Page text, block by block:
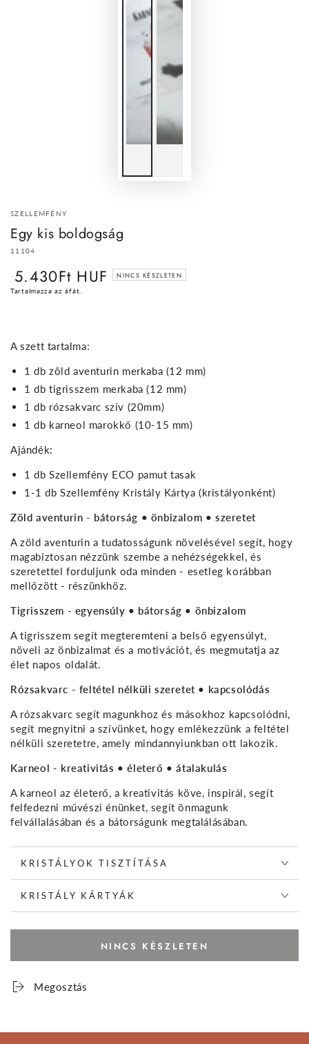
SZELLEMFÉNY
Egy kis boldogság
11104
Normál
ár
5.430Ft HUF NINCS KÉSZLETEN
Tartalmazza az áfát.
A szett tartalma:
1 db zöld aventurin merkaba (12 mm)
1 db tigrisszem merkaba (12 mm)
1 db rózsakvarc szív (20mm)
1 db karneol marokkő (10-15 mm)
Ajándék:
1 db Szellemfény ECO pamut tasak
1-1 db Szellemfény Kristály Kártya (kristályonként)
Zöld aventurin - bátorság • önbizalom • szeretet
A zöld aventurin a tudatosságunk növelésével segít, hogy
magabiztosan nézzünk szembe a nehézségekkel, és
szeretettel forduljunk oda minden - esetleg korábban
mellőzött - részünkhöz.
Tigrisszem - egyensúly • bátorság • önbizalom
A tigrisszem segít megteremteni a belső egyensúlyt,
növeli az önbizalmat és a motivációt, és megmutatja az
élet napos oldalát.
Rózsakvarc - feltétel nélküli szeretet • kapcsolódás
A rózsakvarc segít magunkhoz és másokhoz kapcsolódni,
segít megnyitni a szívünket, hogy emlékezzünk a feltétel
nélküli szeretetre, amely mindannyiunkban ott lakozik.
Karneol - kreativitás • életerő • átalakulás
A karneol az életerő, a kreativitás köve, inspirál, segít
felfedezni művészi énünket, segít önmagunk
felvállalásában és a bátorságunk megtalálásában.
KRISTÁLYOK TISZTÍTÁSA
KRISTÁLY KÁRTYÁK
NINCS KÉSZLETEN
Megosztás